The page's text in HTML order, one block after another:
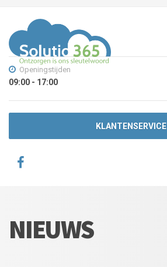
Openingstijden
09:00 - 17:00
KLANTENSERVICE
NIEUWS